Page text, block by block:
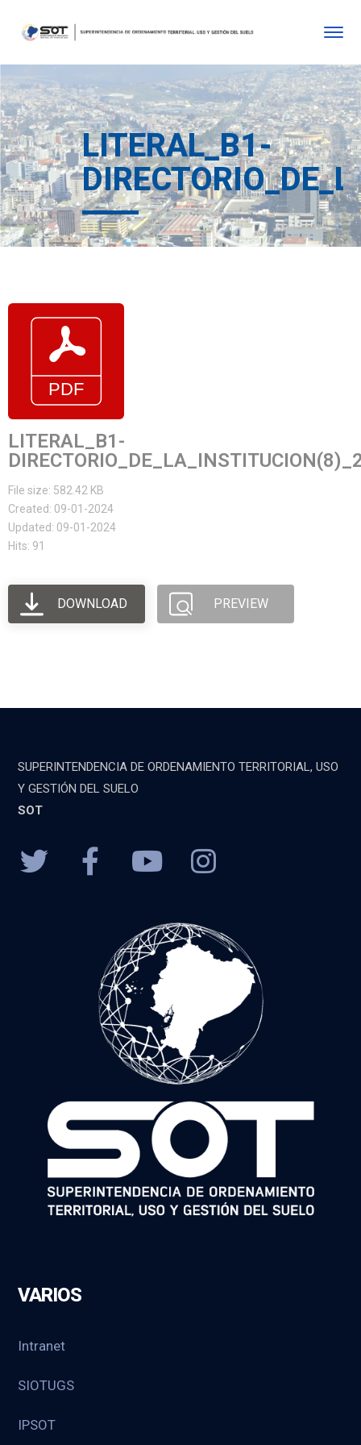
LITERAL_B1-
LITERAL_B1-
File size: 582.42 KB
Created: 09-01-2024
Updated: 09-01-2024
Hits: 91
DOWNLOAD PREVIEW
SUPERINTENDENCIA DE ORDENAMIENTO TERRITORIAL, USO
Y GESTIÓN DEL SUELO
SOT
VARIOS
Intranet
SIOTUGS
IPSOT